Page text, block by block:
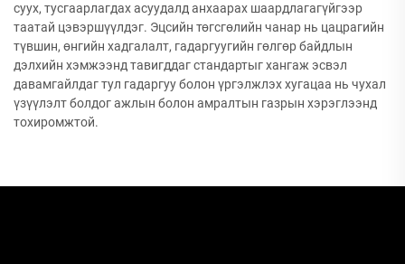
суух, тусгаарлагдах асуудалд анхаарах шаардлагагүйгээр
таатай цэвэршүүлдэг. Эцсийн төгсгөлийн чанар нь цацрагийн
түвшин, өнгийн хадгалалт, гадаргуугийн гөлгөр байдлын
дэлхийн хэмжээнд тавигддаг стандартыг хангаж эсвэл
давамгайлдаг тул гадаргуу болон үргэлжлэх хугацаа нь чухал
үзүүлэлт болдог ажлын болон амралтын газрын хэрэглээнд
тохиромжтой.